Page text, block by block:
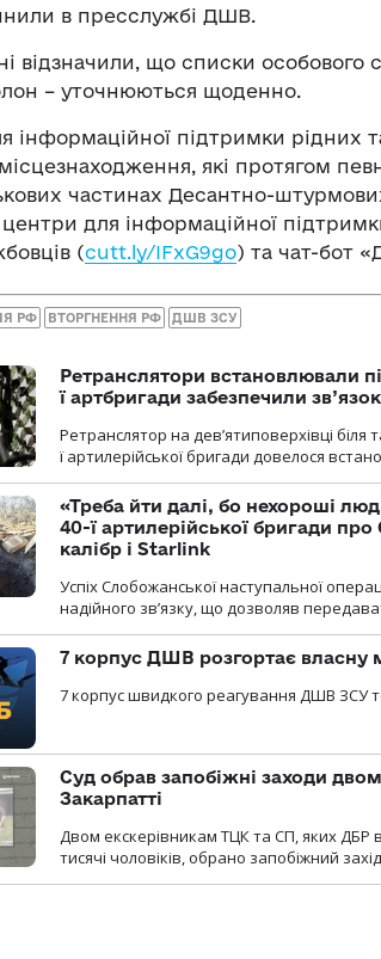
в пресслужбі ДШВ.
відзначили, що списки особового
– уточнюються щоденно.
інформаційної підтримки рідних
які протягом
частинах Десантно-
для інформаційної
(cutt.ly/IFxG9go) та чат-бот
РФ ВТОРГНЕННЯ РФ ДШВ ЗСУ
Ретранслятори встановлювали
ї артбригади забезпечили
Ретранслятор на дев’ятиповерхівці біля
ї артилерійської бригади довелося
«Треба йти далі, бо нехороші
40-ї артилерійської бригади
калібр і Starlink
Успіх Слобожанської наступальної
надійного зв’язку, що дозволяв
7 корпус ДШВ розгортає власну
7 корпус швидкого реагування ДШВ ЗСУ
Суд обрав запобіжні заходи
Закарпатті
Двом екскерівникам ТЦК та СП, яких ДБР
тисячі чоловіків, обрано запобіжний